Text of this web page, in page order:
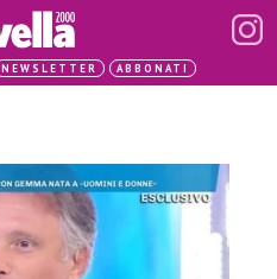
NEWSLETTER ABBONATI